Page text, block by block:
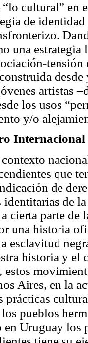
cultural” en
de
una estrategia
artistas
los usos
y/o
Internacional
que
de
de
cierta parte de
una historia
esclavitud
historia y el
estos
Aires, en la
prácticas
pueblos
en Uruguay los